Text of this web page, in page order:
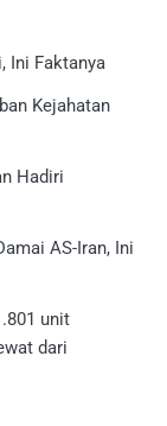
Ini Faktanya
Kejahatan
Hadiri
AS-Iran, Ini
unit
dari